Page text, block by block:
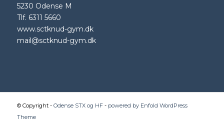
5230 Odense M
Tlf. 6311 5660
www.sctknud-gym.dk
mail@sctknud-gym.dk
© Copyright - Odense STX og HF- powered by Enfold WordPress
Theme